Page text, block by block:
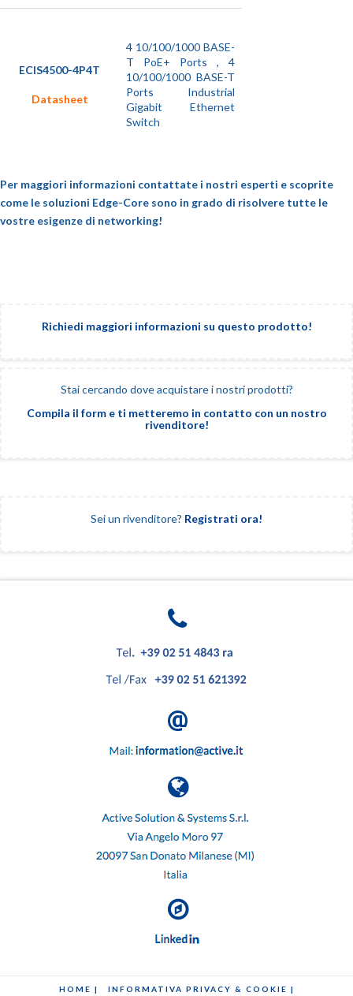
ECIS4500-4P4T
Datasheet
4 10/100/1000 BASE-
T PoE+ Ports , 4
10/100/1000 BASE-T
Ports Industrial
Gigabit Ethernet
Switch
Per maggiori informazioni contattate i nostri esperti e scoprite
come le soluzioni Edge-Core sono in grado di risolvere tutte le
vostre esigenze di networking!
Richiedi maggiori informazioni su questo prodotto!
Stai cercando dove acquistare i nostri prodotti?
Compila il form e ti metteremo in contatto con un nostro
rivenditore!
Sei un rivenditore? Registrati ora!
HOME |
INFORMATIVA PRIVACY & COOKIE |